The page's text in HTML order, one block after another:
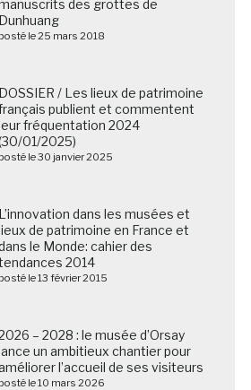
des grottes de
Dunhuang
posté le 25 mars 2018
DOSSIER / Les lieux de patrimoine
publient et commentent
fréquentation 2024
01/2025)
posté le 30 janvier 2025
L’innovation dans les musées et
de patrimoine en France et
le Monde: cahier des
2014
posté le 13 février 2015
– 2028 : le musée d’Orsay
un ambitieux chantier pour
l’accueil de ses visiteurs
posté le 10 mars 2026